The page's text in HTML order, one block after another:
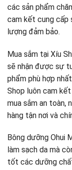
các sản phẩm
cam kết cung cấp
lượng đảm bảo.
Mua sắm tại Xíu
sẽ nhận được sự
phẩm phù hợp
Shop luôn cam
mua sắm an toàn,
hàng tận nơi và
Bông dưỡng Ohui
làm sạch da mà
tốt các dưỡng